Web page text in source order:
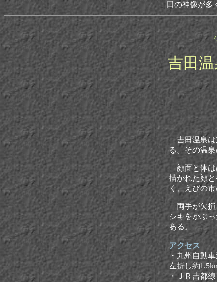
田の神像が多
吉田
吉田温泉
る。その温
顔面と体は
描かれた顔
く、えびの
両手が欠損
シキをかぶ
ある。
アクセス
・九州自動
左折し約
・ ＪＲ吉都